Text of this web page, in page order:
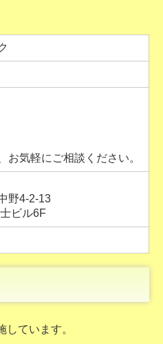
お気軽にご相談ください。
野4-2-13
ビル6F
しています。